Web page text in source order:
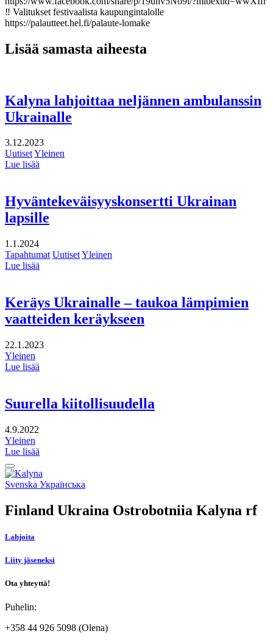
‼️ Valitukset festivaalista kaupungintalolle
https://palautteet.hel.fi/palaute-lomake
Lisää samasta aiheesta
Kalyna lahjoittaa neljännen ambulanssin
Ukrainalle
3.12.2023
UutisetYleinen
Lue lisää
Hyväntekeväisyyskonsertti Ukrainan
lapsille
1.1.2024
Tapahtumat UutisetYleinen
Lue lisää
Keräys Ukrainalle – taukoa lämpimien
vaatteiden keräykseen
22.1.2023
Yleinen
Lue lisää
Suurella kiitollisuudella
4.9.2022
Yleinen
Lue lisää
Takaisin
ylös
Social
Svenska Українська
Finland Ukraina Ostrobotniia Kalyna rf
Lahjoita
Liity jäseneksi
Ota yhteyttä!
Puhelin:
+358 44 926 5098 (Olena)